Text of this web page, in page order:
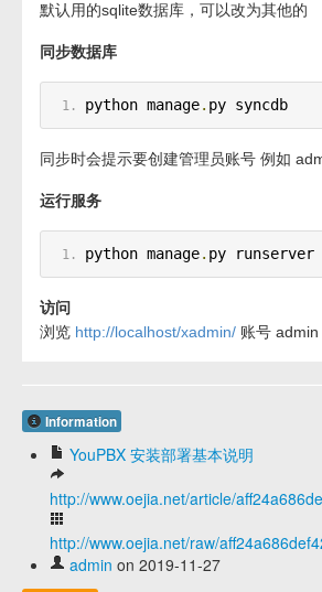
默认用的sqlite数据库，可以改为其他的
同步数据库
python manage. py syncdb
同步时会提示要创建管理员账号 例如
运行服务
python manage. py runserver
访问
浏览 http://localhost/xadmin/ 账号
Information
YouPBX 安装部署基本说明
http://www.oejia.net/article/
http://www.oejia.net/raw/
admin on 2019-11-27